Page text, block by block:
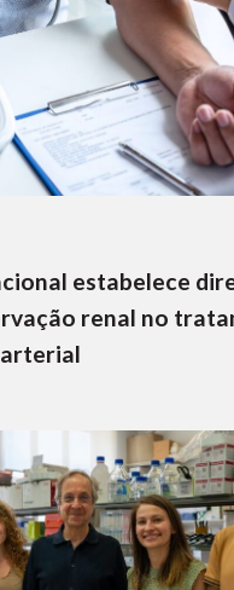
estabelece
renal no